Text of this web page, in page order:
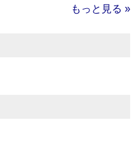
もっと見る »